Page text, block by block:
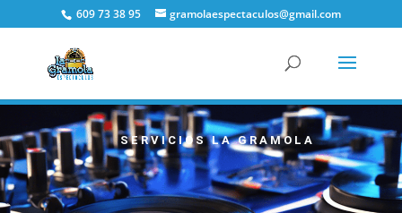
609 73 38 95 gramolaespectaculos@gmail.com
SERVICIOS LA GRAMOLA